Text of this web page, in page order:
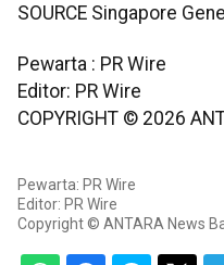
SOURCE Singapore
Pewarta : PR Wire
Editor: PR Wire
COPYRIGHT © 2026
Pewarta: PR Wire
Editor: PR Wire
Copyright © ANTARA News